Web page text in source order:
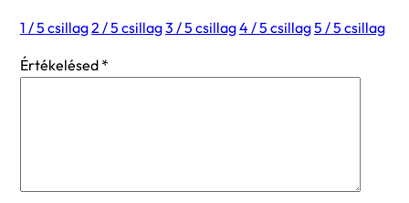
1 / 5 csillag2 / 5 csillag3 / 5 csillag4 / 5 csillag5 / 5 csillag
Értékelésed *